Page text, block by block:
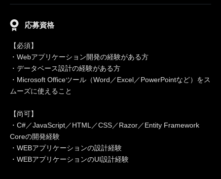
応募資格
【必須】
・Webアプリケーション開発の経験がある方
・データベース設計の経験がある方
・Microsoft Officeツール（Word／Excel／PowerPointなど）をス
ムーズに使えること
【尚可】
・C#／JavaScript／HTML／CSS／Razor／Entity Framework
Coreの開発経験
・WEBアプリケーションの設計経験
・WEBアプリケーションのUI設計経験